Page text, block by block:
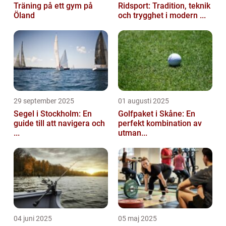
Träning på ett gym på
Öland
Ridsport: Tradition, teknik
och trygghet i modern ...
29 september 2025
Segel i Stockholm: En
guide till att navigera och
...
01 augusti 2025
Golfpaket i Skåne: En
perfekt kombination av
utman...
04 juni 2025 05 maj 2025